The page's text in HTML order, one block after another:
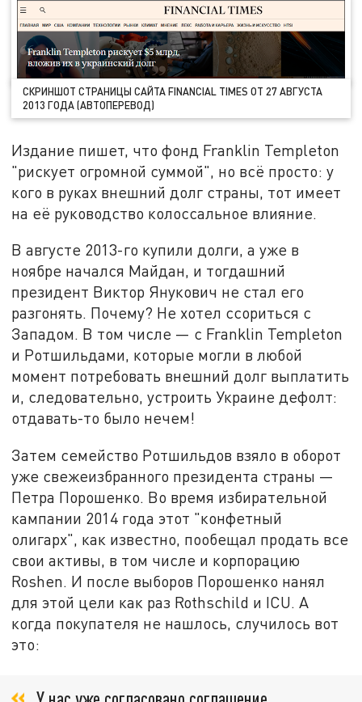
СКРИНШОТ СТРАНИЦЫ САЙТА FINANCIAL TIMES ОТ 27 АВГУСТА
2013 ГОДА (АВТОПЕРЕВОД)
Издание пишет, что фонд Franklin Templeton
"рискует огромной суммой", но всё просто: у
кого в руках внешний долг страны, тот имеет
на её руководство колоссальное влияние.
В августе 2013-го купили долги, а уже в
ноябре начался Майдан, и тогдашний
президент Виктор Янукович не стал его
разгонять. Почему? Не хотел ссориться с
Западом. В том числе — с Franklin Templeton
и Ротшильдами, которые могли в любой
момент потребовать внешний долг выплатить
и, следовательно, устроить Украине дефолт:
отдавать-то было нечем!
Затем семейство Ротшильдов взяло в оборот
уже свежеизбранного президента страны —
Петра Порошенко. Во время избирательной
кампании 2014 года этот "конфетный
олигарх", как известно, пообещал продать все
свои активы, в том числе и корпорацию
Roshen. И после выборов Порошенко нанял
для этой цели как раз Rothschild и ICU. А
когда покупателя не нашлось, случилось вот
это: